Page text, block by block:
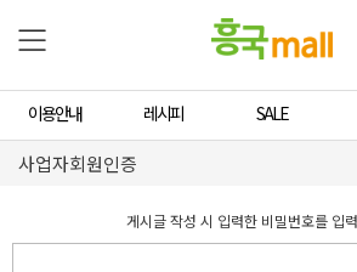
이용안내 레시피 SALE
사업자회원인증
게시글 작성 시 입력한 비밀번호를 입